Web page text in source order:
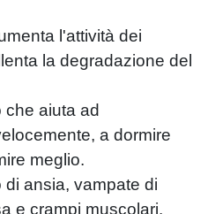
l'attività dei
la degradazione del
che aiuta ad
a dormire
meglio.
ansia, vampate di
e crampi muscolari.